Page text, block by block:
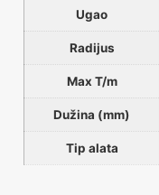
Ugao
Radijus
Max T/m
Dužina (mm)
Tip alata